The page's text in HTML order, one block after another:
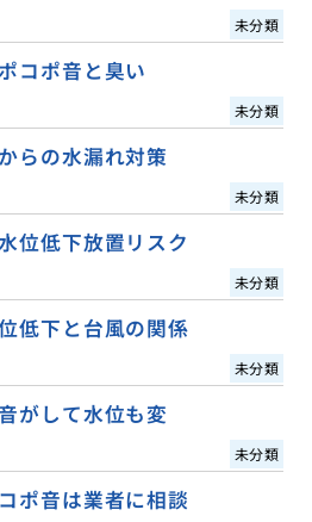
未分類
コポ音と臭い
未分類
らの水漏れ対策
未分類
位低下放置リスク
未分類
低下と台風の関係
未分類
がして水位も変
未分類
ポ音は業者に相談